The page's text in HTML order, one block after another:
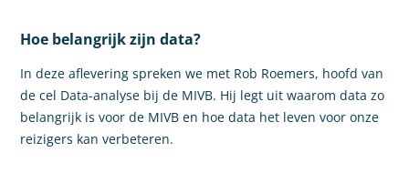
Hoe belangrijk zijn data?
In deze aflevering spreken we met Rob Roemers, hoofd van
de cel Data-analyse bij de MIVB. Hij legt uit waarom data zo
belangrijk is voor de MIVB en hoe data het leven voor onze
reizigers kan verbeteren.